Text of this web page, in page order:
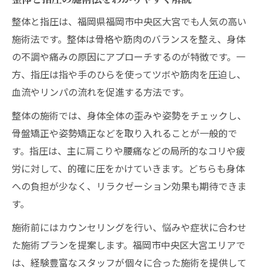
整体と指圧は、福岡県福岡市中央区大宮でも人気の高い
施術法です。整体は骨格や筋肉のバランスを整え、身体
の不調や痛みの原因にアプローチするのが特徴です。一
方、指圧は指や手のひらを使ってツボや筋肉を圧迫し、
血流やリンパの流れを促進する方法です。
整体の施術では、身体全体の歪みや姿勢をチェックし、
骨盤矯正や姿勢矯正などを取り入れることが一般的で
す。指圧は、主に肩こりや腰痛などの局所的なコリや疲
労に対して、的確に圧をかけていきます。どちらも身体
への負担が少なく、リラクゼーション効果も期待できま
す。
施術前にはカウンセリングを行い、悩みや症状に合わせ
た施術プランを提案します。福岡市中央区大宮エリアで
は、経験豊富なスタッフが個々に合った施術を提供して